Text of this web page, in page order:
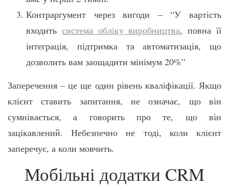
Контраргумент через вигоди – “У вартість
входить система обліку виробництва, повна її
інтеграція, підтримка та автоматизація, що
дозволить вам заощадити мінімум 20%”
Заперечення – це ще один рівень кваліфікації. Якщо
клієнт ставить запитання, не означає, що він
сумнівається, а говорить про те, що він
зацікавлений. Небезпечно не тоді, коли клієнт
заперечує, а коли мовчить.
Мобільні додатки CRM